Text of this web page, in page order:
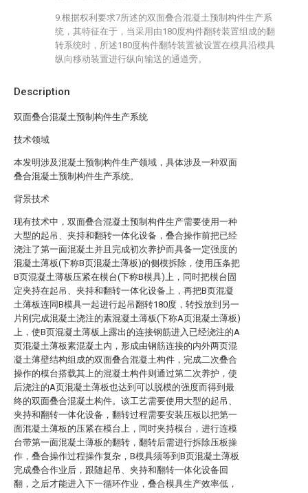
Description
双面叠合混凝土预制构件生产系统
技术领域
本发明涉及混凝土预制构件生产领域，具体涉及一种双面
叠合混凝土预制构件生产系统。
背景技术
现有技术中，双面叠合混凝土预制构件生产需要使用一种
大型的起吊、夹持和翻转一体化设备，叠合操作前把已经
浇注了第一面混凝土并且完成初次养护而具备一定强度的
混凝土薄板(下称B页混凝土薄板)的侧模拆除，使用压条把
B页混凝土薄板压紧在模台(下称B模具)上，同时把模台固
定夹持在起吊、夹持和翻转一体化设备上，再把B页混凝
土薄板连同B模具一起进行起吊翻转180度，转投放到另一
片刚完成混凝土浇注的素混凝土薄板(下称A页混凝土薄板)
上，使B页混凝土薄板上露出的连接钢筋进入已经浇注的A
页混凝土薄板素混凝土内，形成由钢筋连接的内外两页混
凝土薄壁结构组成的双面叠合混凝土构件，完成二次叠合
操作的模台搭载其上的混凝土构件则通过第二次养护，使
后浇注的A页混凝土薄板也达到可以脱模的强度而得到最
终的双面叠合混凝土构件。该工艺需要使用大型的起吊、
夹持和翻转一体化设备，翻转过程需要安装压板以把第一
面混凝土薄板的压紧在模台上，同时夹持模台，进行连模
台带第一面混凝土薄板的翻转，翻转后需进行拆除压板操
作，叠合操作过程操作复杂，B模具须等到B页混凝土薄板
完成叠合作业后，跟随起吊、夹持和翻转一体化设备回
翻，之后才能进入下一循环作业，叠合模具生产效率低，
9.根据权利要求7所述的双面叠合混凝土预制构件生产系
统，其特征在于，当采用由180度构件翻转装置组成的翻
转系统时，所述180度构件翻转装置被设置在模具沿模具
纵向移动装置进行纵向输送的通道旁。